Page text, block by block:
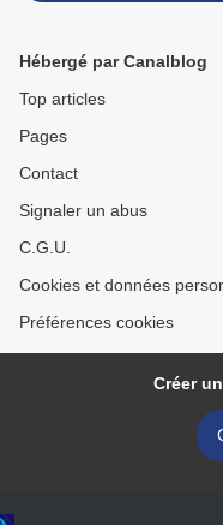
Hébergé par Canalblog
Top articles
Pages
Contact
Signaler un abus
C.G.U.
Cookies et données
Préférences cookies
Créer